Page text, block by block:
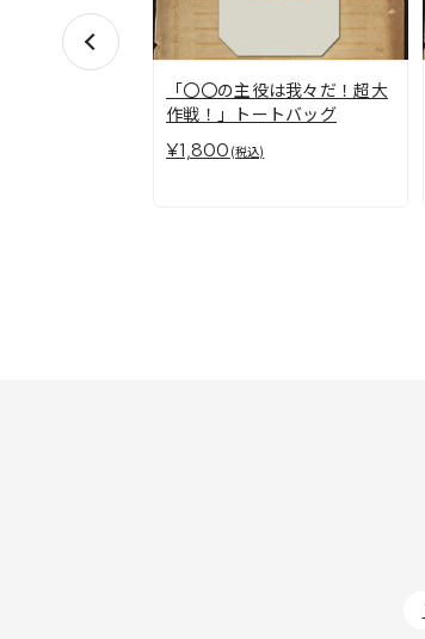
「〇〇の主役は我々だ！超大
作戦！」トートバッグ
¥1,800 (税込)